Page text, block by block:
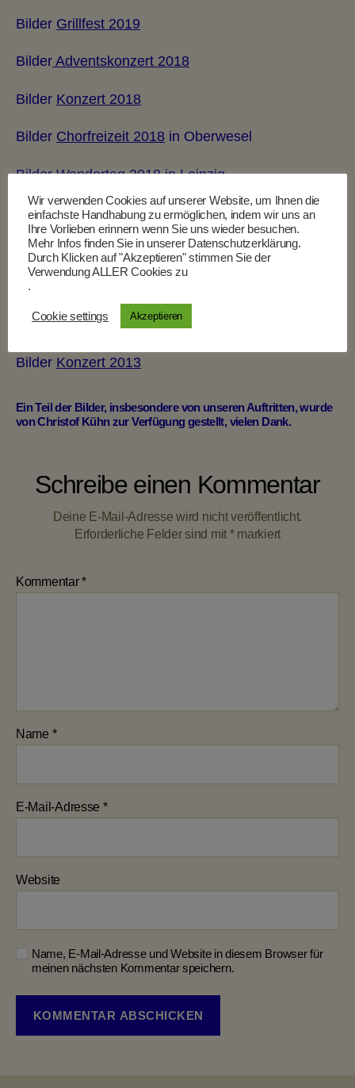
Bilder Grillfest 2019
Bilder Adventskonzert 2018
Bilder Konzert 2018
Bilder Chorfreizeit 2018 in Oberwesel
BilderWandertag 2018in Leipzig
BilderBürgerempfang 2017
Bilder Fastnacht 2017
Bilder
BilderProbe 2016
Bilder Konzert 2013
Ein Teil der Bilder, insbesondere von unseren Auftritten, wurde
von Christof Kühn zur Verfügung gestellt, vielen Dank.
Schreibe einen Kommentar
Deine E-Mail-Adresse wird nicht veröffentlicht.
Erforderliche Felder sind mit *markiert
Kommentar*
Name *
E-Mail-Adresse *
Website
Name, E-Mail-Adresse und Website in diesem Browser für
meinen nächsten Kommentar speichern.
Wir verwenden Cookies auf unserer Website, um Ihnen die
einfachste Handhabung zu ermöglichen, indem wir uns an
Ihre Vorlieben erinnern wenn Sie uns wieder besuchen.
Mehr Infos finden Sie in unserer Datenschutzerklärung.
Durch Klicken auf "Akzeptieren" stimmen Sie der
Verwendung ALLER Cookies zu
.
Cookie settings Akzeptieren